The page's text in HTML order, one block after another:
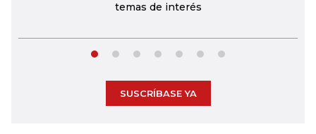
temas de interés
SUSCRÍBASE YA